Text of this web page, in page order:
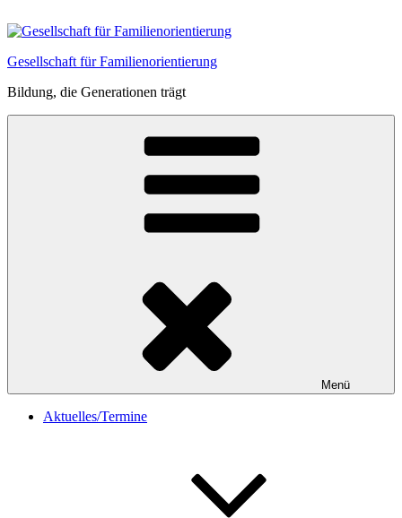
Inhalt
Gesellschaft für Familienorientierung
Bildung, die Generationen trägt
Menü
Aktuelles/Termine